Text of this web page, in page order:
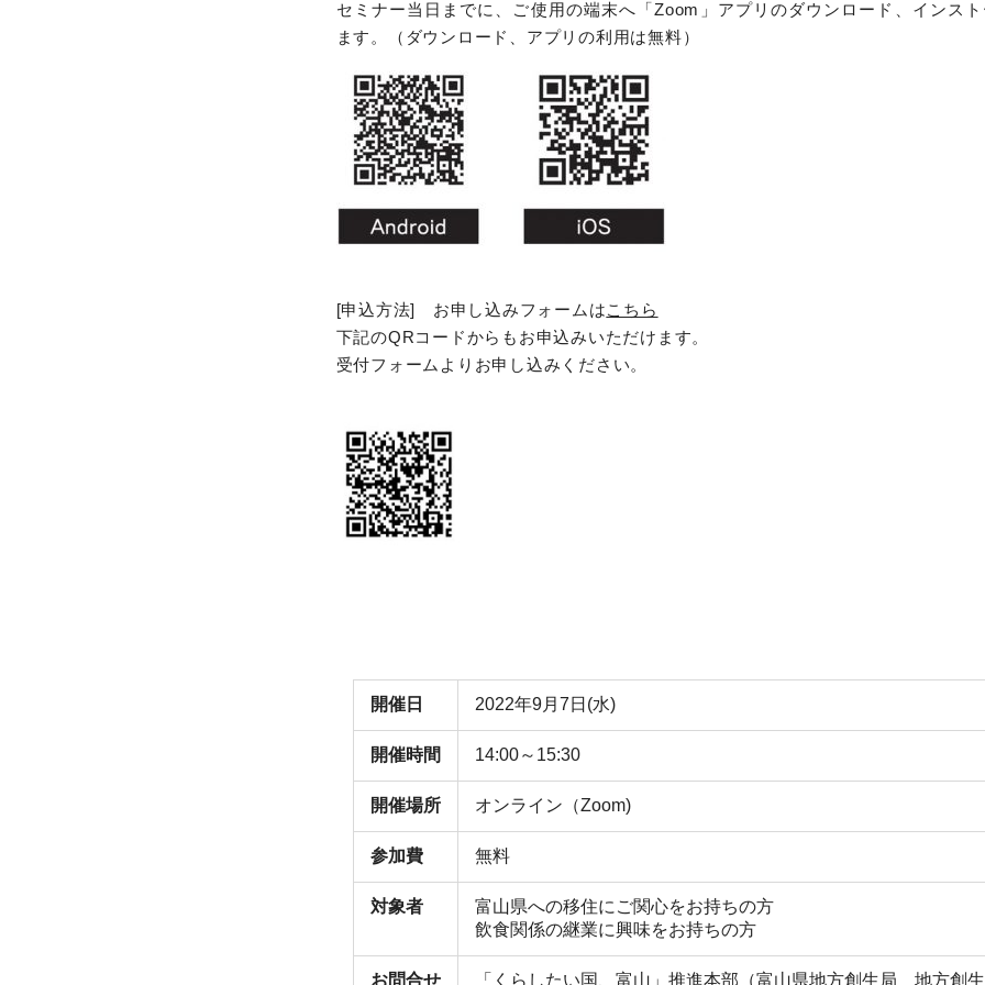
セミナー当日までに、ご使用の端末へ「Zoom」アプリのダウンロード、インス
ます。（ダウンロード、アプリの利用は無料）
[申込方法] お申し込みフォームはこちら
下記のQRコードからもお申込みいただけます。
受付フォームよりお申し込みください。
開催日 2022年9月7日(水)
開催時間 14:00～15:30
開催場所 オンライン（Zoom)
参加費 無料
対象者
富山県への移住にご関心をお持ちの方
飲食関係の継業に興味をお持ちの方
お問合せ 「くらしたい国、富山」推進本部（富山県地方創生局 地方創生